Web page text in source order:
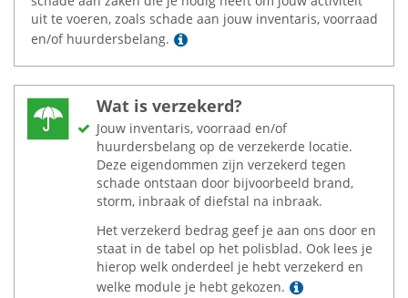
uit te voeren, zoals schade aan jouw inventaris, voorraad
en/of huurdersbelang.
Lees meer
Wat is verzekerd?
Jouw inventaris, voorraad en/of
huurdersbelang op de verzekerde locatie.
Deze eigendommen zijn verzekerd tegen
schade ontstaan door bijvoorbeeld brand,
storm, inbraak of diefstal na inbraak.
Het verzekerd bedrag geef je aan ons door en
staat in de tabel op het polisblad. Ook lees je
hierop welk onderdeel je hebt verzekerd en
welke module je hebt gekozen.
Lees meer